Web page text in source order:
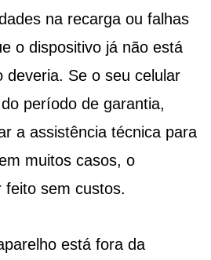
na recarga ou falhas
o dispositivo já não está
deveria. Se o seu celular
período de garantia,
a assistência técnica para
muitos casos, o
feito sem custos.
está fora da